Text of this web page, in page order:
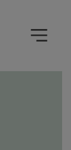
Öppna meny